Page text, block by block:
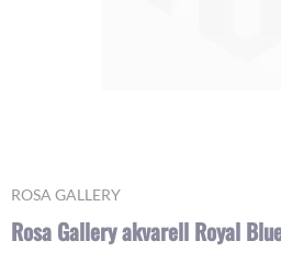
ROSA GALLERY
Rosa Gallery akvarell Royal
Skip
the